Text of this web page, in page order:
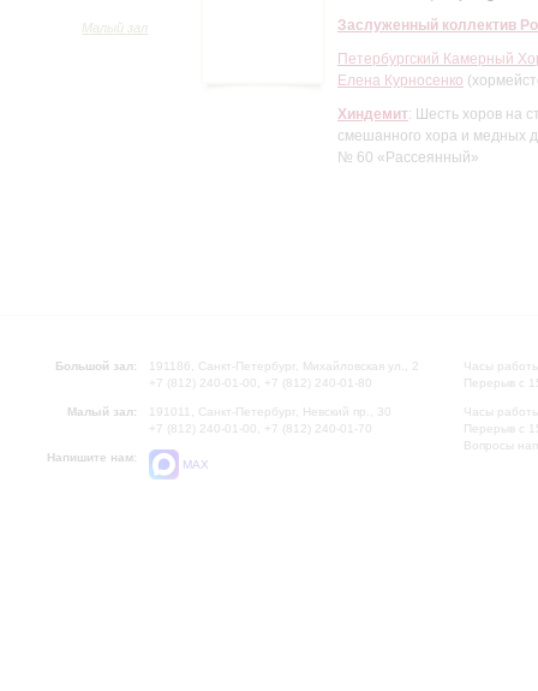
Малый зал
Заслуженный коллектив
Петербургский Камерный
Елена Курносенко
Хиндемит: Шесть хоров на
смешанного хора и медных
№ 60 «Рассеянный»
Большой зал:
191186, Санкт-Петербург, Михайловская ул., 2
+7 (812) 240-01-00, +7 (812) 240-01-80
Малый зал:
191011, Санкт-Петербург, Невский пр., 30
+7 (812) 240-01-00, +7 (812) 240-01-70
Напишите нам:
MAX
Часы
Перерыв с
Часы
Перерыв с
Вопросы